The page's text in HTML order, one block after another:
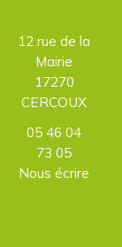
12 rue de la
Mairie
17270
CERCOUX
05 46 04
73 05
Nous écrire